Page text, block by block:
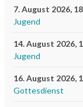
7. August 2026,
Jugend
14. August 2026,
Jugend
16. August 2026,
Gottesdienst